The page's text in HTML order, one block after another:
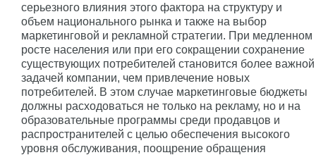
серьезного влияния этого фактора на структуру и
объем национального рынка и также на выбор
маркетинговой и рекламной стратегии. При медленном
росте населения или при его сокращении сохранение
существующих потребителей становится более важной
задачей компании, чем привлечение новых
потребителей. В этом случае маркетинговые бюджеты
должны расходоваться не только на рекламу, но и на
образовательные программы среди продавцов и
распространителей с целью обеспечения высокого
уровня обслуживания, поощрение обращения